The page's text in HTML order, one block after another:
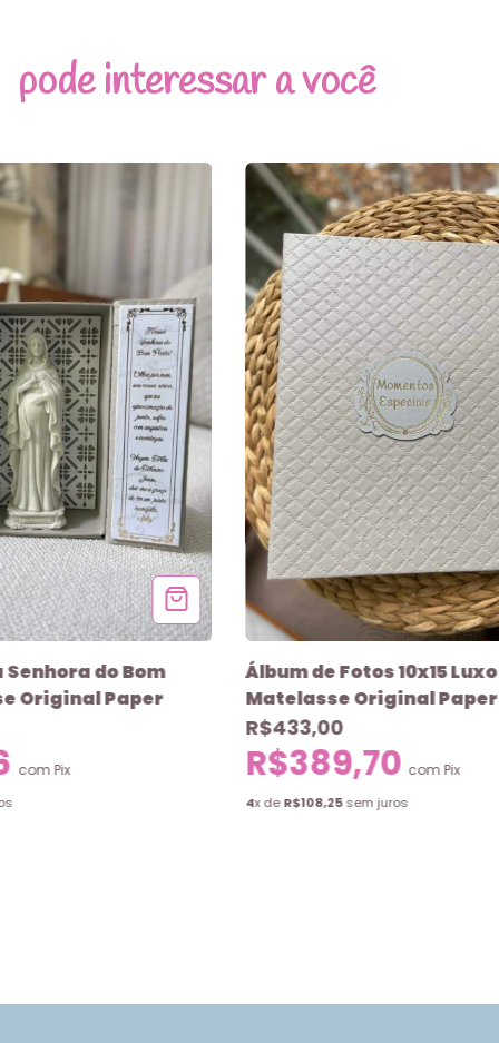
pode interessar a você
do Bom
Original Paper
com Pix
Álbum de Fotos 10x15 Luxo
Matelasse Original Paper
R$433,00
R$389,70 com Pix
4x deR$108,25sem juros